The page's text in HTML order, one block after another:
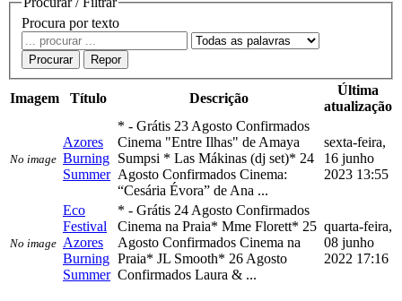
Procura por texto
Procurar Repor
Imagem Título Descrição
Última
atualização
No image
Azores
Burning
Summer
* - Grátis 23 Agosto Confirmados
Cinema "Entre Ilhas" de Amaya
Sumpsi * Las Mákinas (dj set)* 24
Agosto Confirmados Cinema:
“Cesária Évora” de Ana ...
sexta-feira,
16 junho
2023 13:55
No image
Eco
Festival
Azores
Burning
Summer
* - Grátis 24 Agosto Confirmados
Cinema na Praia* Mme Florett* 25
Agosto Confirmados Cinema na
Praia* JL Smooth* 26 Agosto
Confirmados Laura & ...
quarta-feira,
08 junho
2022 17:16